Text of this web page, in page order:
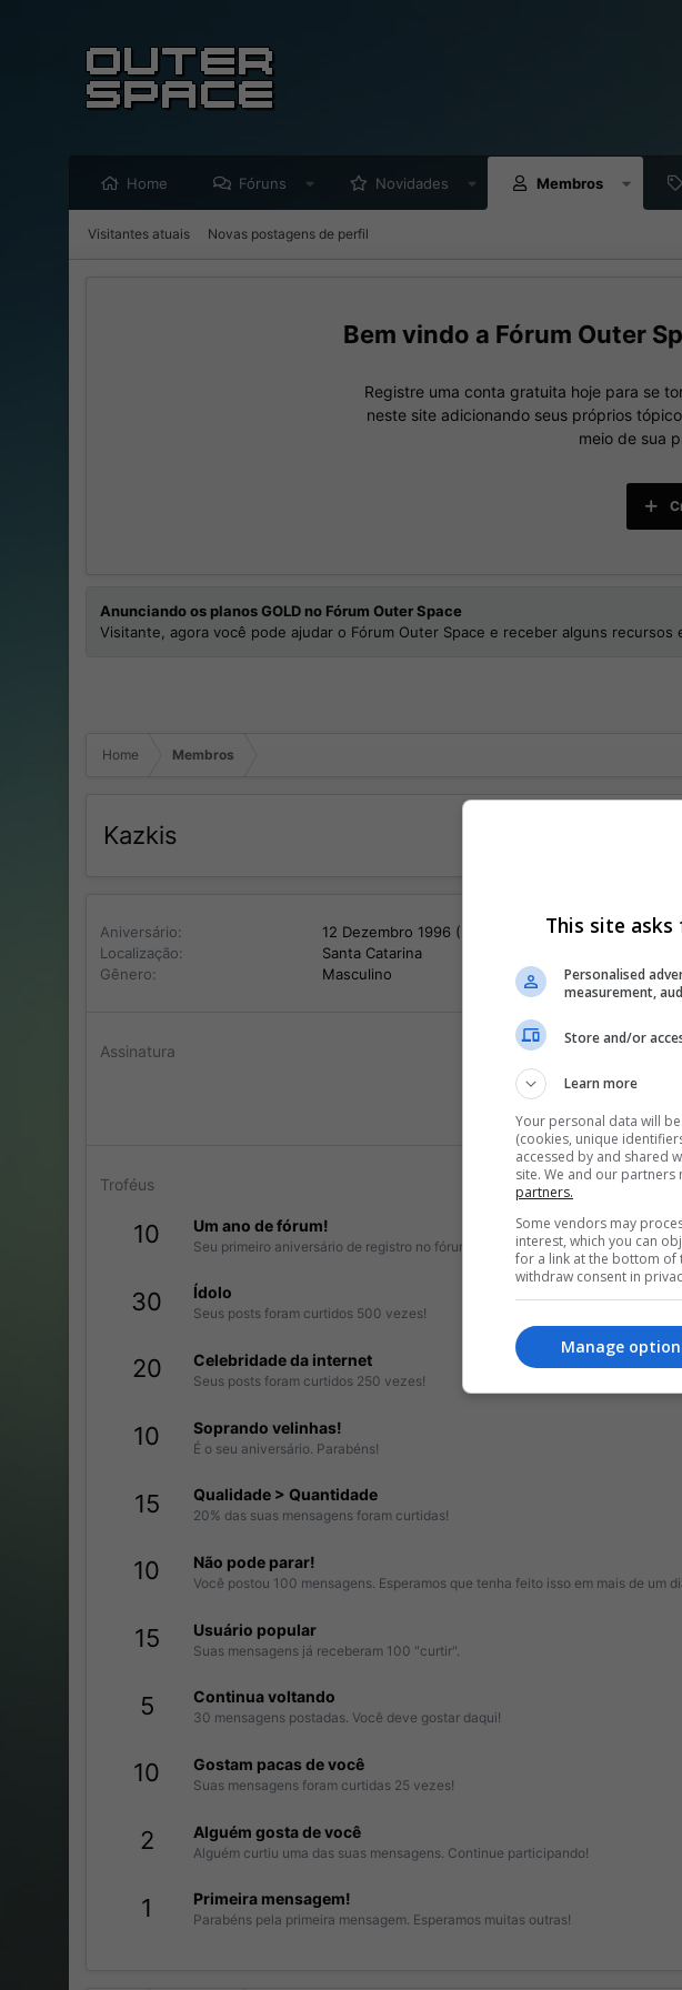
Home Fóruns Novidades Membros
Visitantes atuais Novas postagens de perfil
Fórum Outer
Registre uma conta gratuita hoje para se
neste site adicionando seus próprios
meio de sua
Anunciando os planos GOLD no Fórum Outer Space
Visitante, agora você pode ajudar o Fórum Outer Space e receber alguns recursos
Home Membros
Kazkis
Aniversário
12 Dezembro 1996 (Idade: 29)
Localização
Santa Catarina
Gênero
Masculino
Assinatura
"A future is not given to you.
Troféus
10 Um ano de fórum!
Seu primeiro aniversário de registro no fórum!
30 Ídolo
Seus posts foram curtidos 500 vezes!
20 Celebridade da internet
Seus posts foram curtidos 250 vezes!
10 Soprando velinhas!
É o seu aniversário. Parabéns!
15 Qualidade > Quantidade
20% das suas mensagens foram curtidas!
10 Não pode parar!
Você postou 100 mensagens. Esperamos que tenha feito isso em mais de um
15 Usuário popular
Suas mensagens já receberam 100 "curtir".
5 Continua voltando
30 mensagens postadas. Você deve gostar daqui!
10 Gostam pacas de você
Suas mensagens foram curtidas 25 vezes!
2 Alguém gosta de você
Alguém curtiu uma das suas mensagens. Continue participando!
1 Primeira mensagem!
Parabéns pela primeira mensagem. Esperamos muitas outras!
This site
Personalised
measurement,
Store and/or
Learn more
Your personal data will
(cookies, unique
accessed by and shared
site. We and our
partners.
Some vendors may
interest, which you can
for a link at the bottom of
withdraw consent in
Manage